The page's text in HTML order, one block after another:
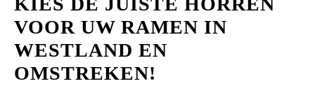
VOOR UW RAMEN IN
WESTLAND EN
OMSTREKEN!